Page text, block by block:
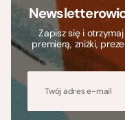
Zapisz się i
premierą, zniżki,